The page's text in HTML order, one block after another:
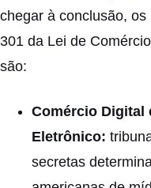
chegar à conclusão,
301 da Lei de
são:
Comércio Digital
Eletrônico:
secretas